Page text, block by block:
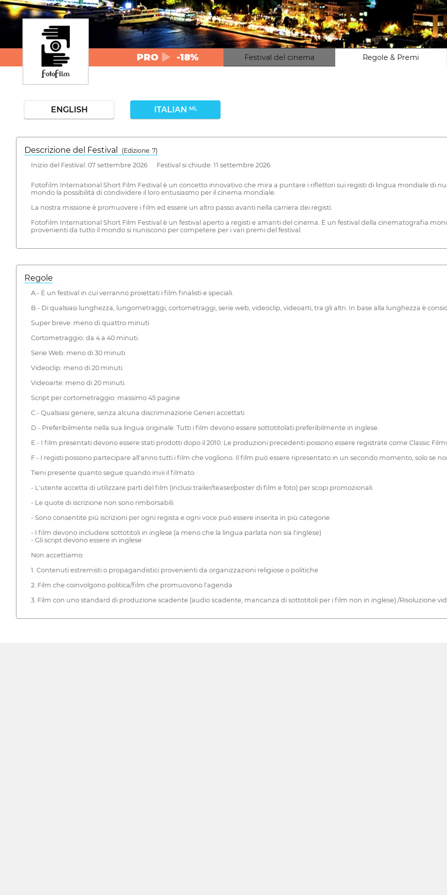
PRO -18% Festival del cinema Regole & Premi
ENGLISH ITALIAN ML
Descrizione del Festival
( Edizione: 7)
Inizio del Festival: 07 settembre 2026 Festival si chiude: 11 settembre 2026
Fotofilm Internatıonal Short Film Festival è un concetto innovativo che mira a puntare i riflettori sui registi di lingua mondiale di
mondo la possibilità di condividere il loro entusiasmo per il cinema mondiale.
La nostra missione è promuovere i film ed essere un altro passo avanti nella carriera dei registi.
Fotofilm International Short Film Festival è un festival aperto a registi e amanti del cinema. È un festival della cinematografia
provenienti da tutto il mondo si riuniscono per competere per i vari premi del festival.
Regole
A.- È un festival in cui verranno proiettati i film finalisti e speciali.
B.- Di qualsiasi lunghezza, lungometraggi, cortometraggi, serie web, videoclip, videoarti, tra gli altri. In base alla lunghezza è
Super breve: meno di quattro minuti
Cortometraggio: da 4 a 40 minuti.
Serie Web: meno di 30 minuti
Videoclip: meno di 20 minuti.
Videoarte: meno di 20 minuti.
Script per cortometraggio: massimo 45 pagine
C.- Qualsiasi genere, senza alcuna discriminazione Generi accettati
D.- Preferibilmente nella sua lingua originale. Tutti i film devono essere sottotitolati preferibilmente in inglese.
E.- I film presentati devono essere stati prodotti dopo il 2010. Le produzioni precedenti possono essere registrate come Classic
F.- I registi possono partecipare all'anno tutti i film che vogliono. Il film può essere ripresentato in un secondo momento, solo se
Tieni presente quanto segue quando invii il filmato:
- L'utente accetta di utilizzare parti del film (inclusi trailer/teaser/poster di film e foto) per scopi promozionali.
- Le quote di iscrizione non sono rimborsabili.
- Sono consentite più iscrizioni per ogni regista e ogni voce può essere inserita in più categorie.
- I film devono includere sottotitoli in inglese (a meno che la lingua parlata non sia l'inglese)
- Gli script devono essere in inglese
Non accettiamo:
1. Contenuti estremisti o propagandistici provenienti da organizzazioni religiose o politiche
2. Film che coinvolgono politica/film che promuovono l'agenda
3. Film con uno standard di produzione scadente (audio scadente, mancanza di sottotitoli per i film non in inglese) /Risoluzione